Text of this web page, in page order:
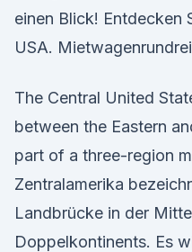
einen Blick! Entdecken
USA.
The Central United
between the Eastern
part of a three-region
Zentralamerika
Landbrücke in der
Doppelkontinents. Es